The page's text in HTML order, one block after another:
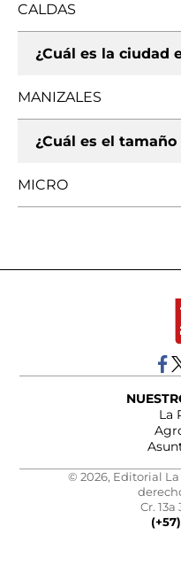
CALDAS
¿Cuál es la ciudad
MANIZALES
¿Cuál es el
MICRO
La
© 2026, Editorial La
Cr.